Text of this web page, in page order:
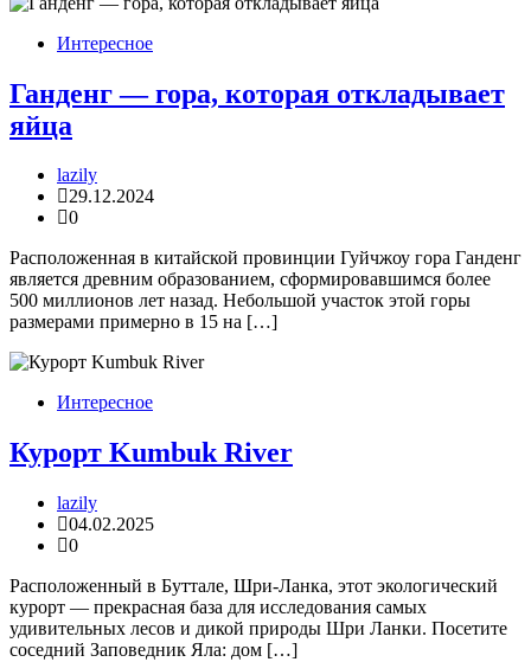
Интересное
Ганденг — гора, которая откладывает
яйца
lazily
29.12.2024
0
Расположенная в китайской провинции Гуйчжоу гора Ганденг
является древним образованием, сформировавшимся более
500 миллионов лет назад. Небольшой участок этой горы
размерами примерно в 15 на […]
Интересное
Курорт Kumbuk River
lazily
04.02.2025
0
Расположенный в Буттале, Шри-Ланка, этот экологический
курорт — прекрасная база для исследования самых
удивительных лесов и дикой природы Шри Ланки. Посетите
соседний Заповедник Яла: дом […]